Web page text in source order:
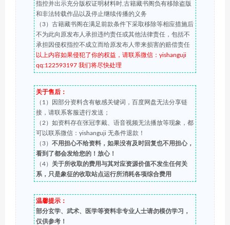
指控并出示充分版权证明材料时,古籍藏书阁负有移除盗版
和非法转载作品以及停止继续传播的义务
（3）古籍藏书阁在满足前款条件下采取移除等相应措施后
不为此向原发布人承担违约责任或其他法律责任，包括不
承担因侵权指控不成立而给原发布人带来损害的赔偿责任
以上内容如果侵犯了你的权益，请联系微信：yishanguji
qq:122593197 我们将尽快处理
关于售后：
（1）因部分资料含有敏感关键词，百度网盘无法分享链
接，请联系客服进行发送；
（2）如资料存在张冠李戴、语音视频无法播放等现象，都
可以联系微信：yishanguji 无条件退款！
（3） 不用担心不给资料，如果没有及时回复也不用担心，
看到了都会发给您的！放心！
（4） 关于所收取的费用与其对应资源价值不发生任何关
系，只是象征的收取站点运行所消耗各项综合费用
温馨提示：
部分玄学、武术、医学等资料非专业人士请勿模仿学习，
仅供参考！